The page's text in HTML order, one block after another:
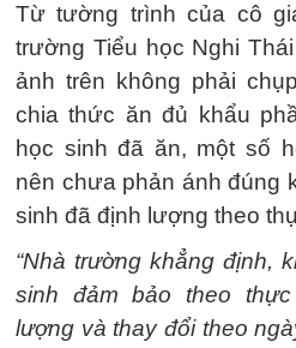
Từ tường trình của cô
trường Tiểu học Nghi
ảnh trên không phải
chia thức ăn đủ khẩu
học sinh đã ăn, một số
nên chưa phản ánh đúng
sinh đã định lượng theo
“Nhà trường khẳng định,
sinh đảm bảo theo
lượng và thay đổi theo